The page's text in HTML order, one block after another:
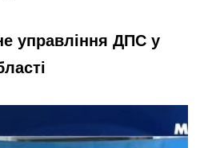
управління ДПС у